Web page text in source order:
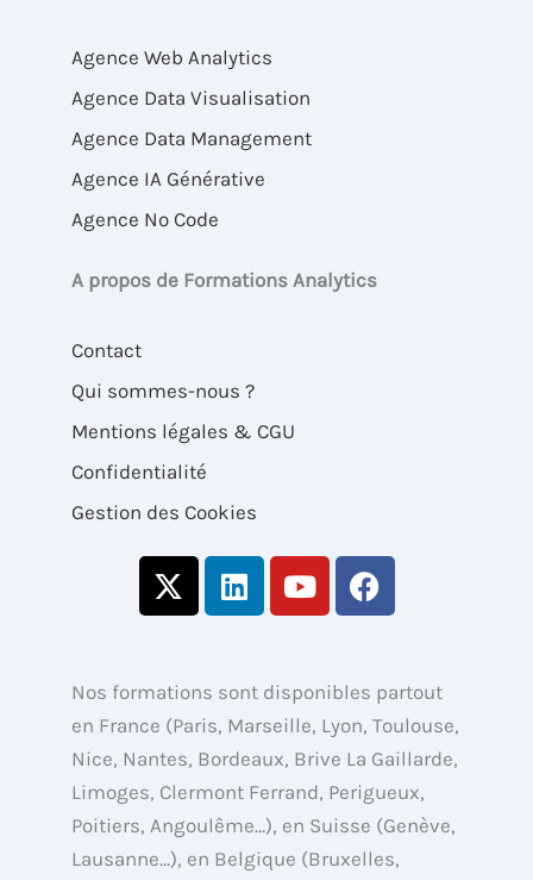
Agence Web Analytics
Agence Data Visualisation
Agence Data Management
Agence IA Générative
Agence No Code
A propos de Formations Analytics
Contact
Qui sommes-nous ?
Mentions légales & CGU
Confidentialité
Gestion des Cookies
X
-
i
t
t
e
r
L
i
e
d
i
n
Y
o
u
b
e
F
a
b
o
o
k
Nos formations sont disponibles partout
en France (Paris, Marseille, Lyon, Toulouse,
Nice, Nantes, Bordeaux, Brive La Gaillarde,
Limoges, Clermont Ferrand, Perigueux,
Poitiers, Angoulême…), en Suisse (Genève,
Lausanne…), en Belgique (Bruxelles,